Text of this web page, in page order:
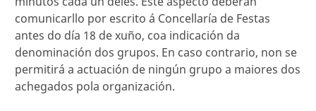
comunicarllo por escrito á Concellaría de Festas
antes do día 18 de xuño, coa indicación da
denominación dos grupos. En caso contrario, non se
permitirá a actuación de ningún grupo a maiores dos
achegados pola organización.